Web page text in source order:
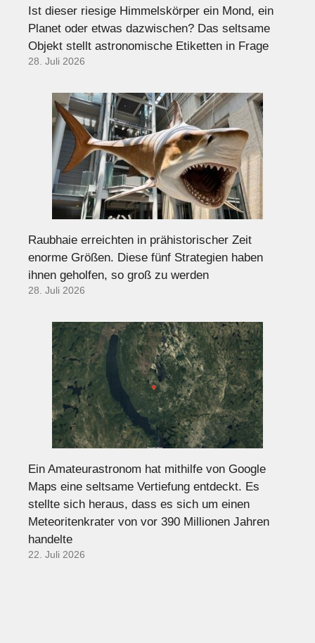
Ist dieser riesige Himmelskörper ein Mond, ein
Planet oder etwas dazwischen? Das seltsame
Objekt stellt astronomische Etiketten in Frage
28. Juli 2026
Raubhaie erreichten in prähistorischer Zeit
enorme Größen. Diese fünf Strategien haben
ihnen geholfen, so groß zu werden
28. Juli 2026
Ein Amateurastronom hat mithilfe von Google
Maps eine seltsame Vertiefung entdeckt. Es
stellte sich heraus, dass es sich um einen
Meteoritenkrater von vor 390 Millionen Jahren
handelte
22. Juli 2026